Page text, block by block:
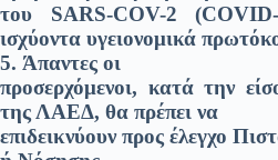
του SARS-COV-2
ισχύοντα υγειονομικά
5. Άπαντες οι
προσερχόμενοι, κατά την
της ΛΑΕΔ, θα πρέπει να
επιδεικνύουν προς έλεγχο